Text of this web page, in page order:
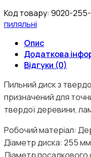
Код товару: 9020-
пиляльні
Опис
Додаткова
Відгуки (0)
Пильний диск з
призначений для
твердої деревини,
Робочий матеріал:
Діаметр диска: 255 мм